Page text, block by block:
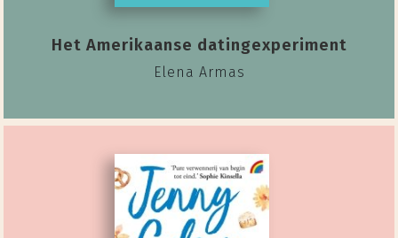
Het Amerikaanse datingexperiment
Elena Armas